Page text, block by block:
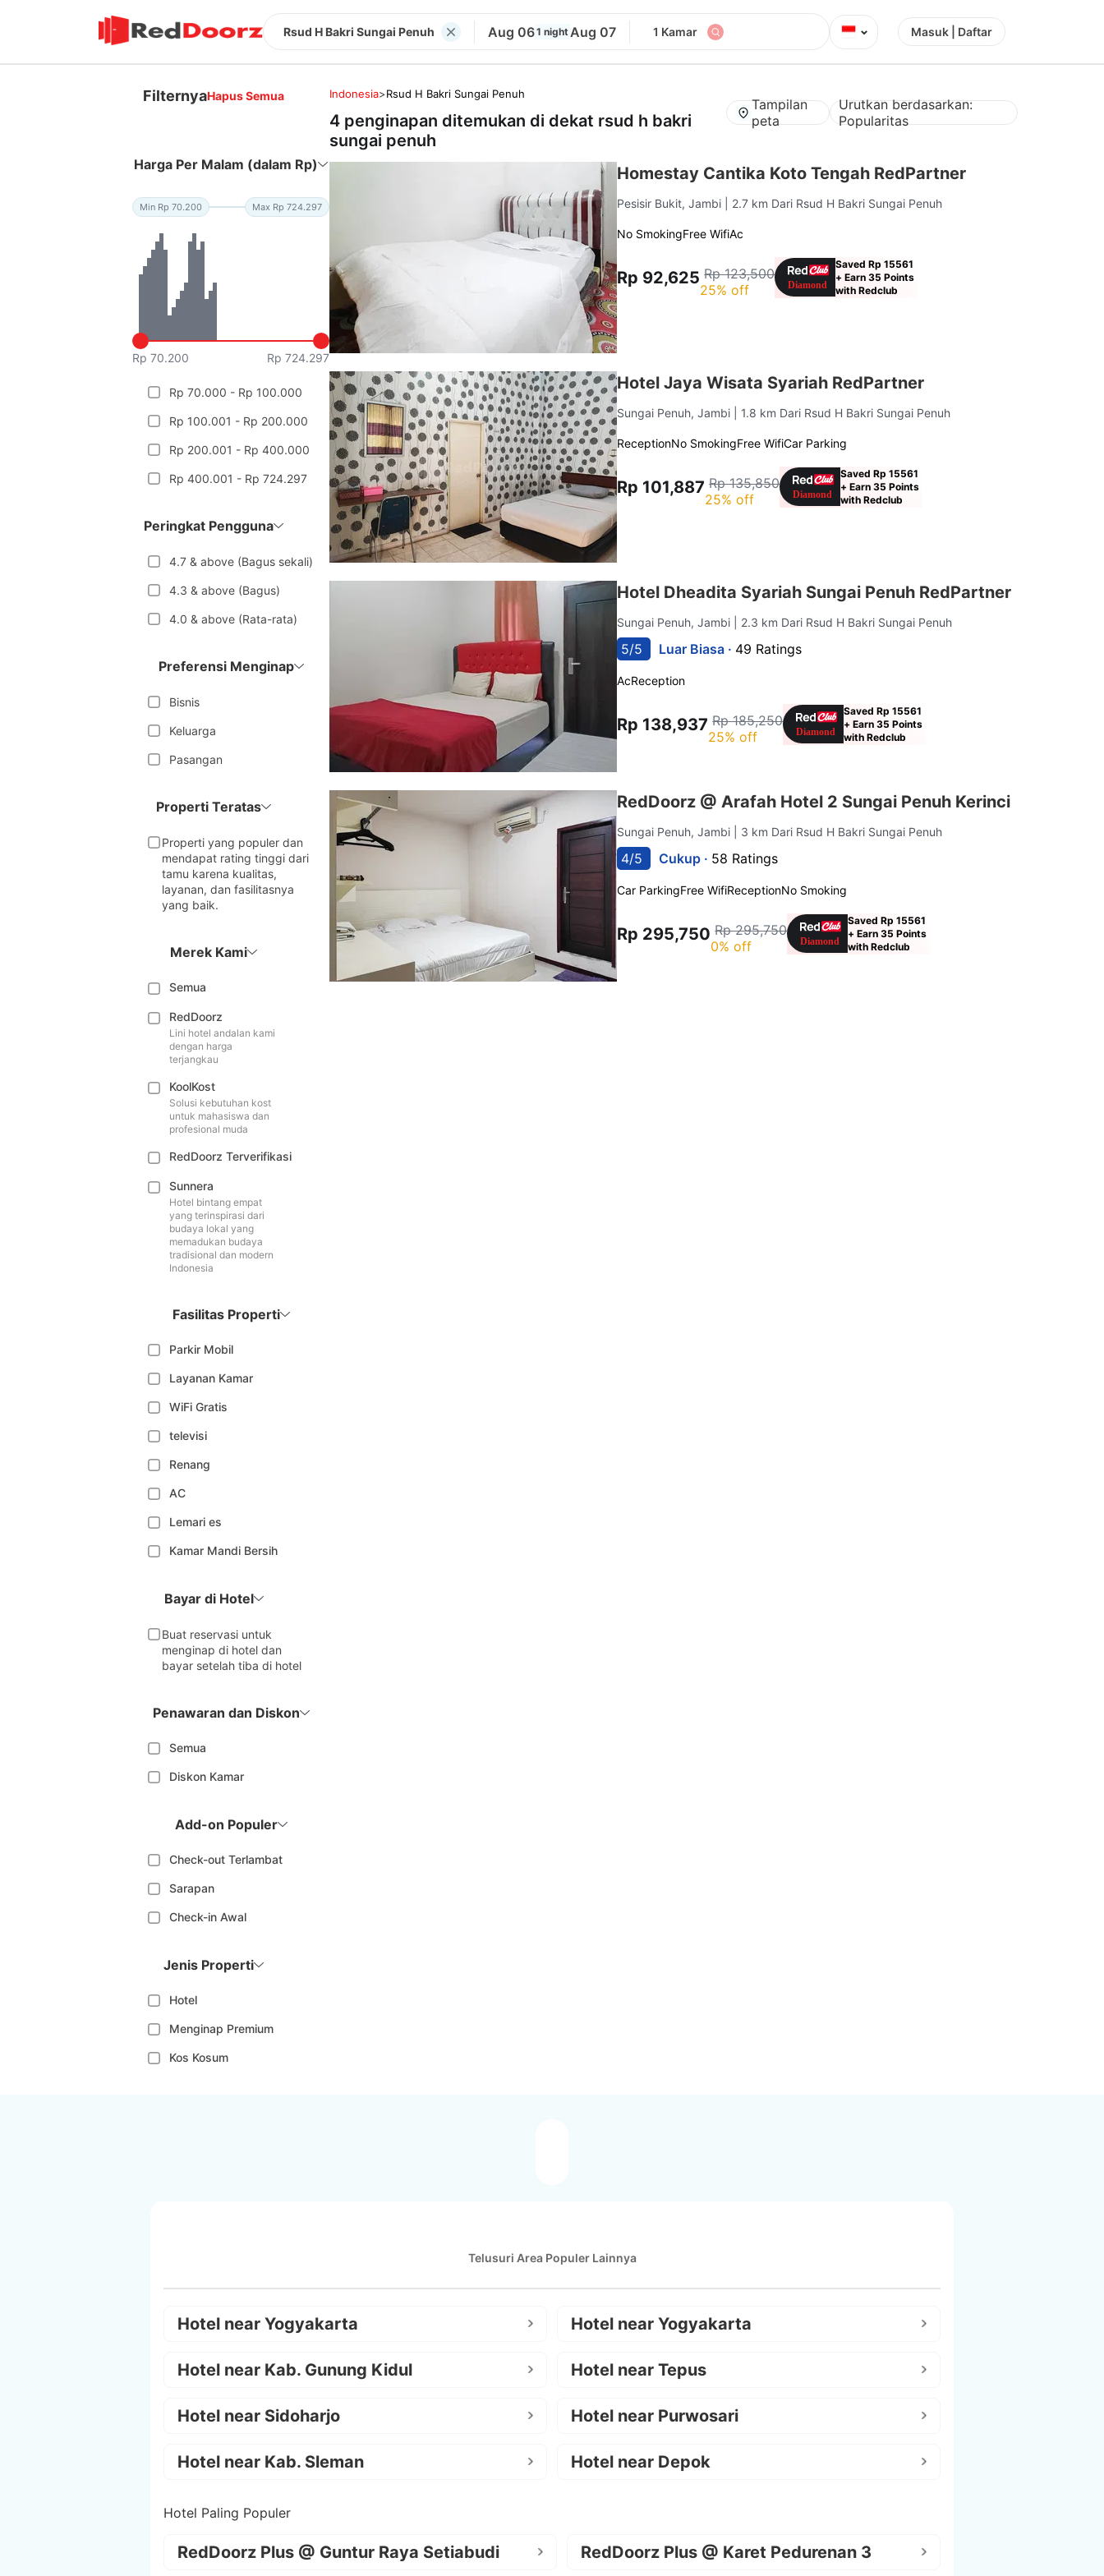
Rsud H Bakri Sungai Penuh Aug 061 night Aug 07 1 Kamar ⌄ Masuk | Daftar
FilternyaHapus Semua
Harga Per Malam (dalam Rp)
Min Rp 70.200 Max Rp 724.297
Rp 70.200 Rp 724.297
Rp 70.000 - Rp 100.000
Rp 100.001 - Rp 200.000
Rp 200.001 - Rp 400.000
Rp 400.001 - Rp 724.297
Peringkat Pengguna
4.7 & above (Bagus sekali)
4.3 & above (Bagus)
4.0 & above (Rata-rata)
Preferensi Menginap
Bisnis
Keluarga
Pasangan
Properti Teratas
Properti yang populer dan
mendapat rating tinggi dari
tamu karena kualitas,
layanan, dan fasilitasnya
yang baik.
Merek Kami
Semua
RedDoorz
Lini hotel andalan kami
dengan harga
terjangkau
KoolKost
Solusi kebutuhan kost
untuk mahasiswa dan
profesional muda
RedDoorz Terverifikasi
Sunnera
Hotel bintang empat
yang terinspirasi dari
budaya lokal yang
memadukan budaya
tradisional dan modern
Indonesia
Fasilitas Properti
Parkir Mobil
Layanan Kamar
WiFi Gratis
televisi
Renang
AC
Lemari es
Kamar Mandi Bersih
Bayar di Hotel
Buat reservasi untuk
menginap di hotel dan
bayar setelah tiba di hotel
Penawaran dan Diskon
Semua
Diskon Kamar
Add-on Populer
Check-out Terlambat
Sarapan
Check-in Awal
Jenis Properti
Hotel
Menginap Premium
Kos Kosum
Indonesia>Rsud H Bakri Sungai Penuh
4 penginapan ditemukan di dekat rsud h bakri
sungai penuh
Tampilan
peta
Urutkan berdasarkan:
Popularitas
Homestay Cantika Koto Tengah RedPartner
Pesisir Bukit, Jambi | 2.7 km Dari Rsud H Bakri Sungai Penuh
No SmokingFree WifiAc
Rp 92,625 Rp 123,500
25% off
Saved Rp 15561
+ Earn 35 Points
with Redclub
Hotel Jaya Wisata Syariah RedPartner
Sungai Penuh, Jambi | 1.8 km Dari Rsud H Bakri Sungai Penuh
ReceptionNo SmokingFree WifiCar Parking
Rp 101,887 Rp 135,850
25% off
Saved Rp 15561
+ Earn 35 Points
with Redclub
Hotel Dheadita Syariah Sungai Penuh RedPartner
Sungai Penuh, Jambi | 2.3 km Dari Rsud H Bakri Sungai Penuh
5/5 Luar Biasa · 49 Ratings
AcReception
Rp 138,937 Rp 185,250
25% off
Saved Rp 15561
+ Earn 35 Points
with Redclub
RedDoorz @ Arafah Hotel 2 Sungai Penuh Kerinci
Sungai Penuh, Jambi | 3 km Dari Rsud H Bakri Sungai Penuh
4/5 Cukup · 58 Ratings
Car ParkingFree WifiReceptionNo Smoking
Rp 295,750 Rp 295,750
0% off
Saved Rp 15561
+ Earn 35 Points
with Redclub
Telusuri Area Populer Lainnya
Hotel near Yogyakarta Hotel near Yogyakarta
Hotel near Kab. Gunung Kidul Hotel near Tepus
Hotel near Sidoharjo Hotel near Purwosari
Hotel near Kab. Sleman Hotel near Depok
Hotel Paling Populer
RedDoorz Plus @ Guntur Raya Setiabudi RedDoorz Plus @ Karet Pedurenan 3